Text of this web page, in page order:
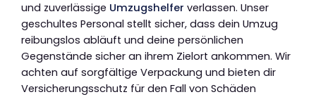
und zuverlässige Umzugshelfer verlassen. Unser
geschultes Personal stellt sicher, dass dein Umzug
reibungslos abläuft und deine persönlichen
Gegenstände sicher an ihrem Zielort ankommen. Wir
achten auf sorgfältige Verpackung und bieten dir
Versicherungsschutz für den Fall von Schäden